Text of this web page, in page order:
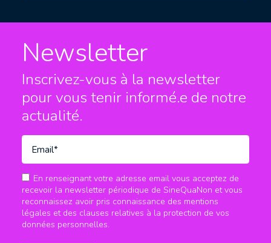
Newsletter
Inscrivez-vous à la newsletter
pour vous tenir informé.e de notre
actualité.
En renseignant votre adresse email vous acceptez de
recevoir la newsletter périodique de SineQuaNon et vous
reconnaissez avoir pris connaissance des mentions
légales et des clauses relatives à la protection de vos
données personnelles.